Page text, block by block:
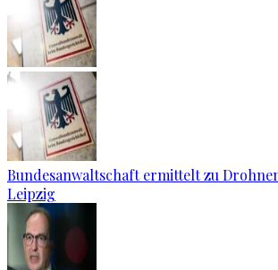
Bundesanwaltschaft ermittelt zu
Leipzig